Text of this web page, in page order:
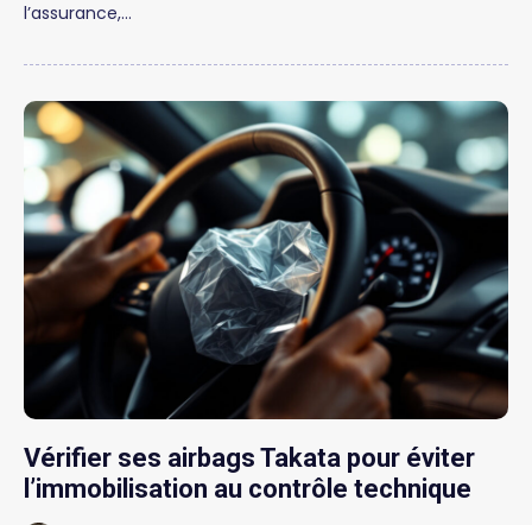
l’assurance,…
Vérifier ses airbags Takata pour éviter
l’immobilisation au contrôle technique